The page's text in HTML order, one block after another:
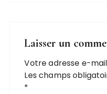
Laisser un
Votre adresse e-
Les champs
*